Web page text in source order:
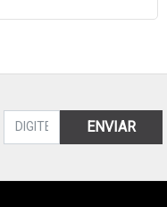
ENVIAR